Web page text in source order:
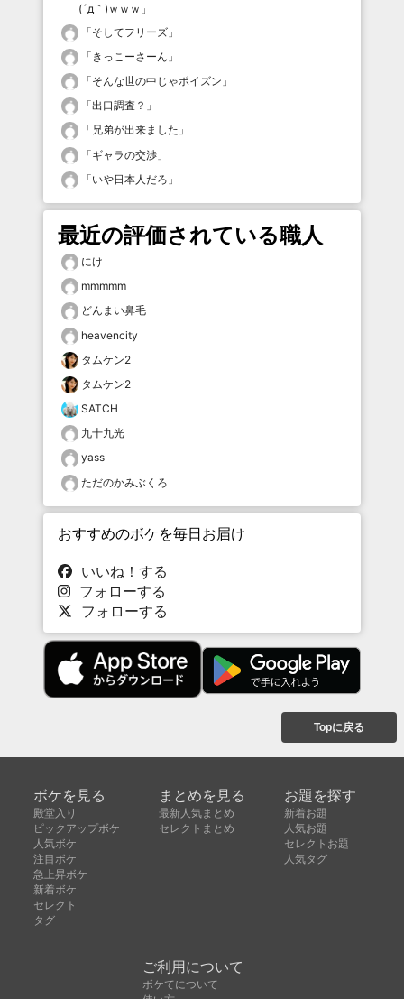
(´д｀)ｗｗｗ 」
「そしてフリーズ 」
「 きっこーさーん 」
「そんな世の中じゃポイズン 」
「出口調査？ 」
「 兄弟が出来ました 」
「ギャラの交渉 」
「いや日本人だろ 」
最近の評価されている職人
にけ
mmmmm
どんまい鼻毛
heavencity
タムケン2
タムケン2
SATCH
九十九光
yass
ただのかみぶくろ
おすすめのボケを毎日お届け
いいね！する
フォローする
フォローする
Topに戻る
ボケを見る
殿堂入り
ピックアップボケ
人気ボケ
注目ボケ
急上昇ボケ
新着ボケ
セレクト
タグ
まとめを見る
最新人気まとめ
セレクトまとめ
お題を探す
新着お題
人気お題
セレクトお題
人気タグ
ご利用について
ボケてについて